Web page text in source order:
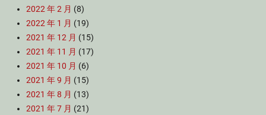
2022 年 2 月 (8)
2022 年 1 月 (19)
2021 年 12 月 (15)
2021 年 11 月 (17)
2021 年 10 月 (6)
2021 年 9 月 (15)
2021 年 8 月 (13)
2021 年 7 月 (21)